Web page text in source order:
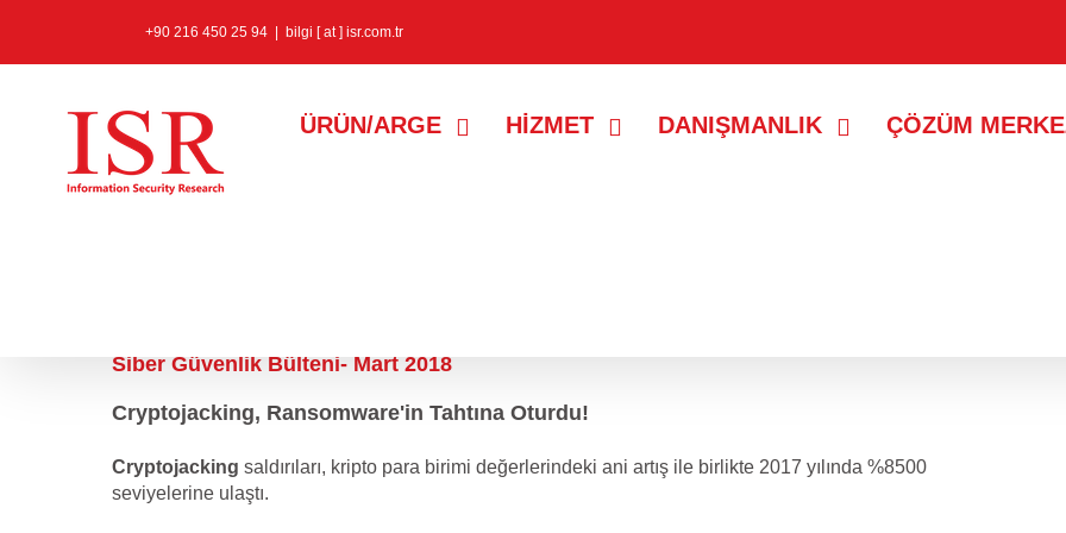
+90 216 450 25 94 bilgi [ at ] isr.com.tr
ÜRÜN/ARGE HİZMET DANIŞMANLIK ÇÖZÜM
Siber Güvenlik Bülteni- Mart 2018
Cryptojacking, Ransomware'in Tahtına Oturdu!
Cryptojacking saldırıları, kripto para birimi değerlerindeki ani artış ile birlikte 2017 yılında %8500
seviyelerine ulaştı.